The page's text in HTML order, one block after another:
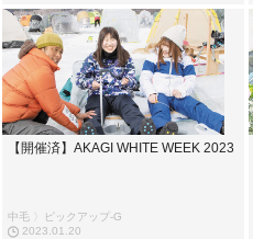
【開催済】AKAGI WHITE WEEK 2023
中毛 〉ピックアップ-G
2023.01.20